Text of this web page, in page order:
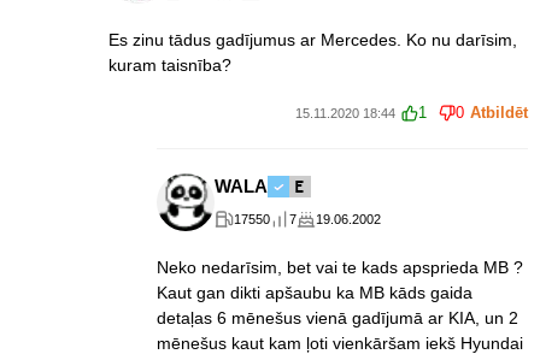
Es zinu tādus gadījumus ar Mercedes. Ko nu darīsim,
kuram taisnība?
15.11.2020 18:44 1 0 Atbildēt
WALA
17550 7 19.06.2002
Neko nedarīsim, bet vai te kads apsprieda MB ?
Kaut gan dikti apšaubu ka MB kāds gaida
detaļas 6 mēnešus vienā gadījumā ar KIA, un 2
mēnešus kaut kam ļoti vienkāršam iekš Hyundai